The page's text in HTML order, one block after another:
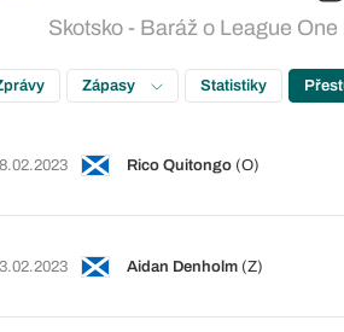
Skotsko - Baráž o League
Zápasy Statistiky
Rico Quitongo (O)
Aidan Denholm (Z)